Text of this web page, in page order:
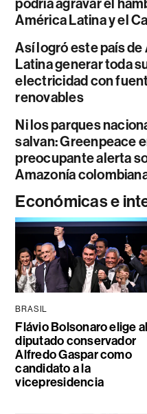
América Latina y el
Así logró este país
Latina generar toda
electricidad con
renovables
Ni los parques
salvan: Greenpeace
preocupante alerta
Amazonía
Económicas e
BRASIL
Flávio Bolsonaro elige al
diputado conservador
Alfredo Gaspar como
candidato a la
vicepresidencia